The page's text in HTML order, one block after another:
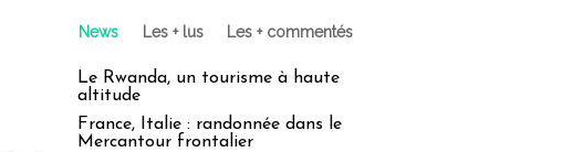
News Les + lus Les + commentés
Le Rwanda, un tourisme à haute
altitude
France, Italie : randonnée dans le
Mercantour frontalier